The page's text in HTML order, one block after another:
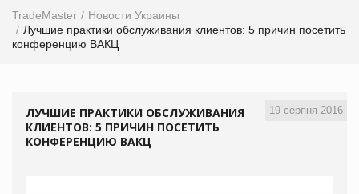
TradeMaster
Новости Украины
Лучшие практики обслуживания клиентов: 5 причин посетить
конференцию ВАКЦ
19 серпня 2016
ЛУЧШИЕ ПРАКТИКИ ОБСЛУЖИВАНИЯ
КЛИЕНТОВ: 5 ПРИЧИН ПОСЕТИТЬ
КОНФЕРЕНЦИЮ ВАКЦ